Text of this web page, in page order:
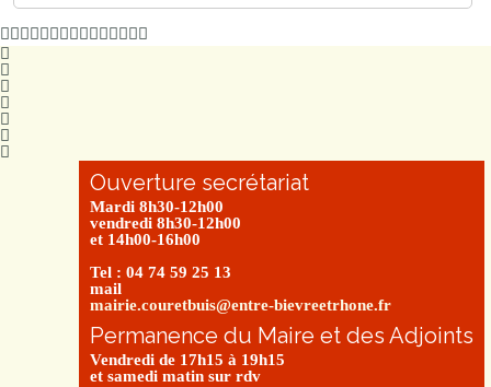
Ouverture secrétariat
Mardi 8h30-12h00
vendredi 8h30-12h00
et 14h00-16h00
Tel : 04 74 59 25 13
mail
mairie.couretbuis@entre-bievreetrhone.fr
Permanence du Maire et des Adjoints
Vendredi de 17h15 à 19h15
et samedi matin sur rdv